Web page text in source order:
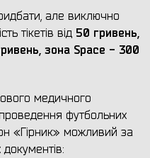
але виключно
тікетів від 50 гривень,
, зона Space - 300
медичного
футбольних
«Гірник» можливий за